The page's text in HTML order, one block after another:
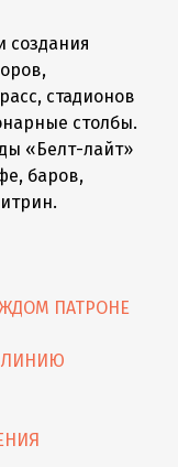
создания
стадионов
столбы.
«Бeлт-лайт»
баров,
ПАТРОНЕ
ЛИНИЮ